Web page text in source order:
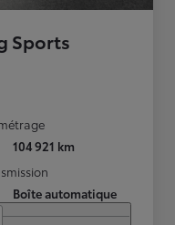
Sports
104 921 km
Boîte automatique